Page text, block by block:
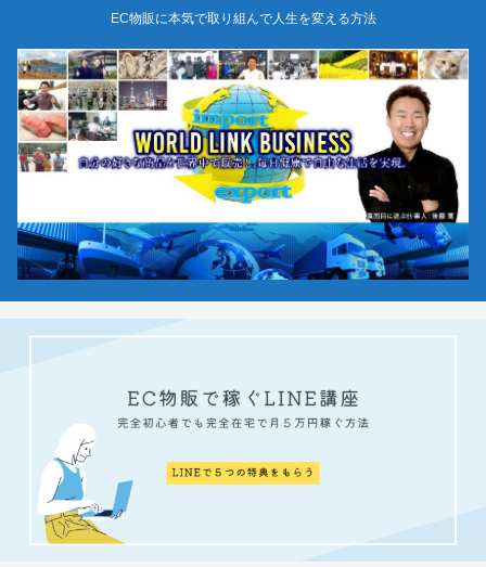
EC物販に本気で取り組んで人生を変える方法